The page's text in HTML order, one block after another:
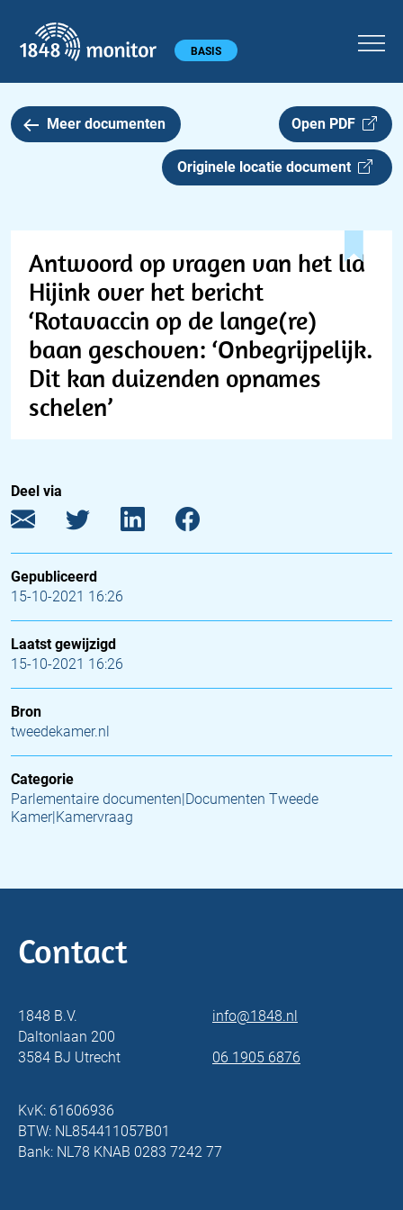
Hoofdmenu BASIS
Meer documenten Open PDF
Originele locatie document
Antwoord op vragen van het lid
Hijink over het bericht
‘Rotavaccin op de lange(re)
baan geschoven: ‘Onbegrijpelijk.
Dit kan duizenden opnames
schelen’
Deel via
Gepubliceerd
15-10-2021 16:26
Laatst gewijzigd
15-10-2021 16:26
Bron
tweedekamer.nl
Categorie
Parlementaire documenten|Documenten Tweede
Kamer|Kamervraag
Contact
1848 B.V.
Daltonlaan 200
3584 BJ Utrecht
info@1848.nl
06 1905 6876
KvK: 61606936
BTW: NL854411057B01
Bank: NL78 KNAB 0283 7242 77